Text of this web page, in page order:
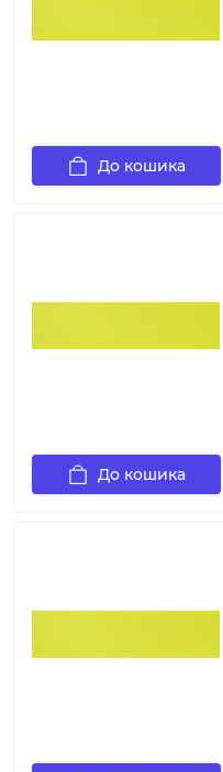
До кошика
До кошика